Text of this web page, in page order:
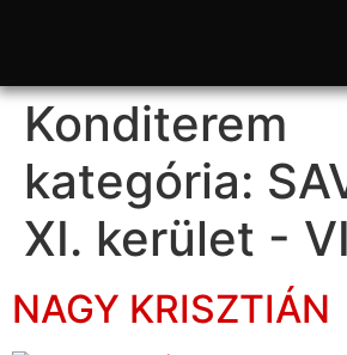
Konditerem
kategória:
XI. kerület -
NAGY KRISZTIÁN